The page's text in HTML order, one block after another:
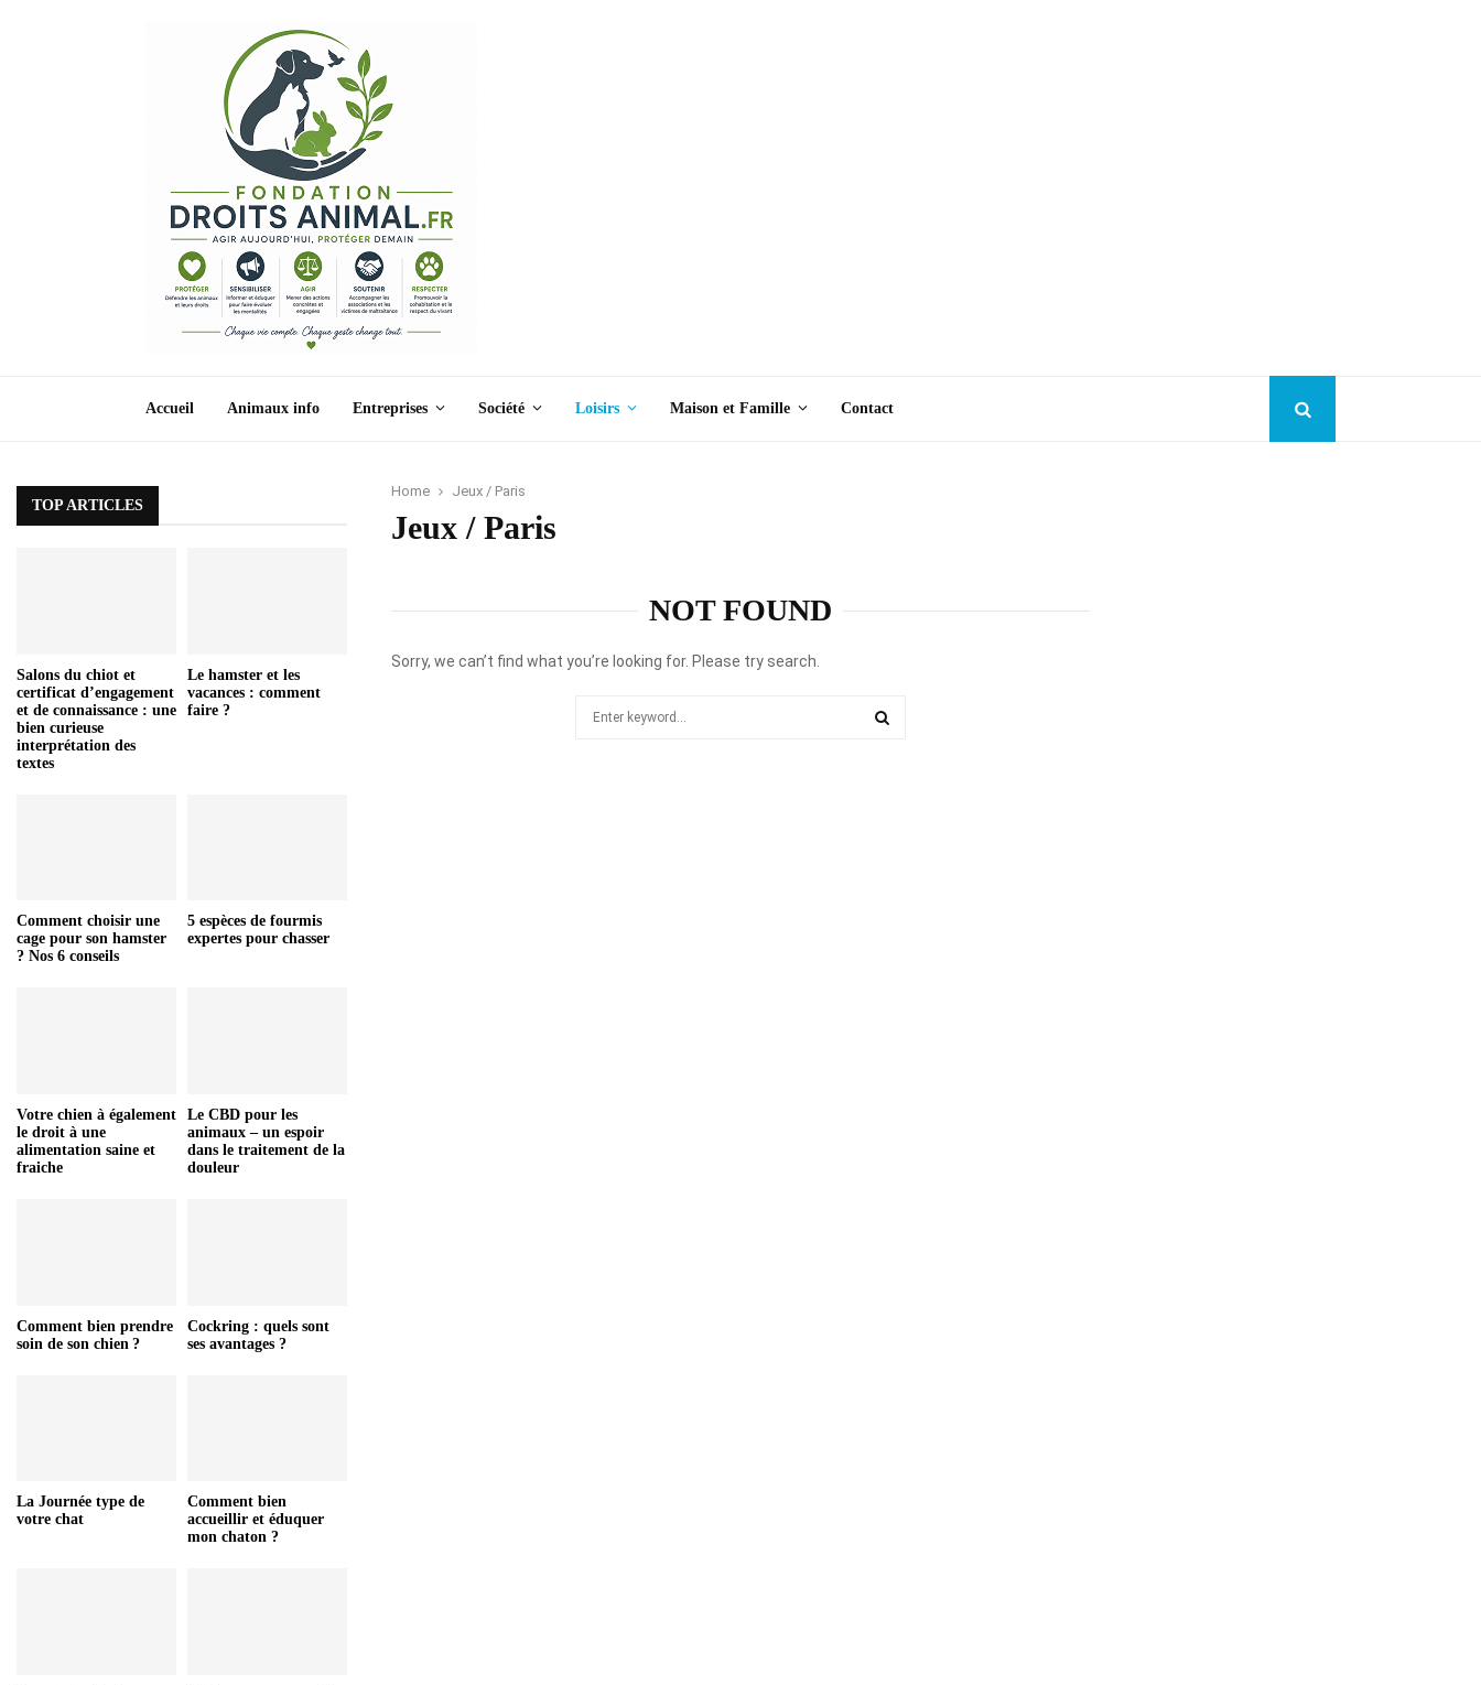
Accueil Animaux info Entreprises Société Loisirs Maison et Famille Contact
Home Jeux / Paris
Jeux / Paris
NOT FOUND
Sorry, we can’t find what you’re looking for. Please try search.
TOP ARTICLES
Salons du chiot et
certificat d’engagement
et de connaissance : une
bien curieuse
interprétation des
textes
Le hamster et les
vacances : comment
faire ?
Comment choisir une
cage pour son hamster
? Nos 6 conseils
5 espèces de fourmis
expertes pour chasser
Votre chien à également
le droit à une
alimentation saine et
fraiche
Le CBD pour les
animaux – un espoir
dans le traitement de la
douleur
Comment bien prendre
soin de son chien ?
Cockring : quels sont
ses avantages ?
La Journée type de
votre chat
Comment bien
accueillir et éduquer
mon chaton ?